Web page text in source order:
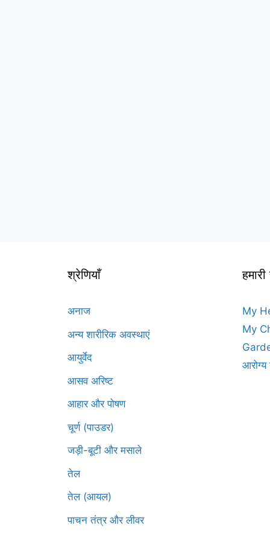
श्रेणियाँ
अनाज
अन्य शारीरिक अवस्थाएं
आयुर्वेद
आसव अरिष्ट
आहार और पोषण
चूर्ण (पाउडर)
जड़ी-बूटी और मसाले
तेल
तेल (आयल)
पाचन तंत्र और लीवर
My
My
आरोग्य